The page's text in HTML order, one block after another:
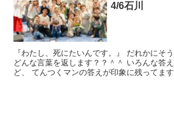
4/6石川
『わたし、死にたいんです。』 だれかにそう言われたら、 あなたは
どんな言葉を返します？？＾＾ いろんな答えがあると思うんだけ
ど、 てんつくマンの答えが印象に残ってます。 てんつくマンは『死